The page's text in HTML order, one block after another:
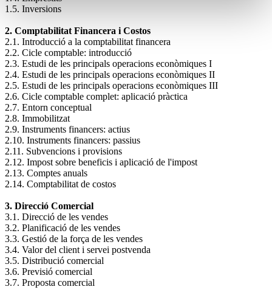
1.5. Inversions
2. Comptabilitat Financera i Costos
2.1. Introducció a la comptabilitat financera
2.2. Cicle comptable: introducció
2.3. Estudi de les principals operacions econòmiques I
2.4. Estudi de les principals operacions econòmiques II
2.5. Estudi de les principals operacions econòmiques III
2.6. Cicle comptable complet: aplicació pràctica
2.7. Entorn conceptual
2.8. Immobilitzat
2.9. Instruments financers: actius
2.10. Instruments financers: passius
2.11. Subvencions i provisions
2.12. Impost sobre beneficis i aplicació de l'impost
2.13. Comptes anuals
2.14. Comptabilitat de costos
3. Direcció Comercial
3.1. Direcció de les vendes
3.2. Planificació de les vendes
3.3. Gestió de la força de les vendes
3.4. Valor del client i servei postvenda
3.5. Distribució comercial
3.6. Previsió comercial
3.7. Proposta comercial